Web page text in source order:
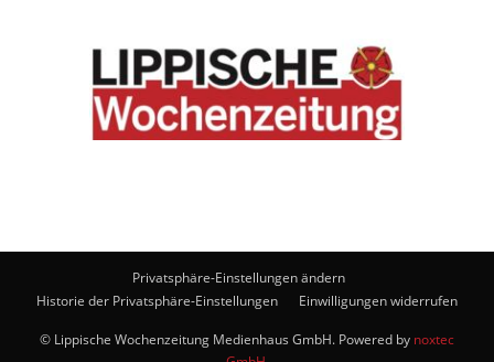
Privatsphäre-Einstellungen ändern
Historie der Privatsphäre-Einstellungen
Einwilligungen widerrufen
© Lippische Wochenzeitung Medienhaus GmbH. Powered by noxtec